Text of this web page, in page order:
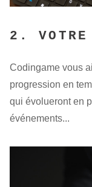
2. VOTRE
Codingame vous
progression en
qui évolueront en
événements...